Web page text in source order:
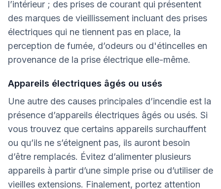
l’intérieur ; des prises de courant qui présentent
des marques de vieillissement incluant des prises
électriques qui ne tiennent pas en place, la
perception de fumée, d’odeurs ou d'étincelles en
provenance de la prise électrique elle-même.
Appareils électriques âgés ou usés
Une autre des causes principales d’incendie est la
présence d’appareils électriques âgés ou usés. Si
vous trouvez que certains appareils surchauffent
ou qu’ils ne s’éteignent pas, ils auront besoin
d’être remplacés. Évitez d’alimenter plusieurs
appareils à partir d’une simple prise ou d’utiliser de
vieilles extensions. Finalement, portez attention